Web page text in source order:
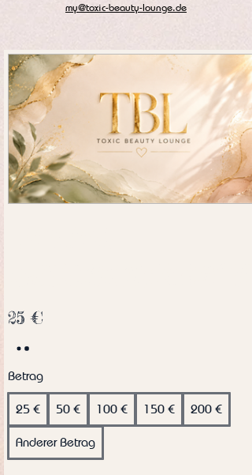
my@toxic-beauty-lounge.de
25 €
Betrag
25 € 50 € 100 € 150 € 200 €
Anderer Betrag